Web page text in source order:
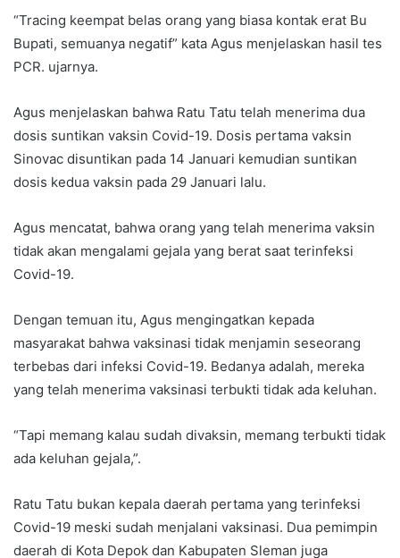
“Tracing keempat belas orang yang biasa kontak erat Bu
Bupati, semuanya negatif” kata Agus menjelaskan hasil tes
PCR. ujarnya.
Agus menjelaskan bahwa Ratu Tatu telah menerima dua
dosis suntikan vaksin Covid-19. Dosis pertama vaksin
Sinovac disuntikan pada 14 Januari kemudian suntikan
dosis kedua vaksin pada 29 Januari lalu.
Agus mencatat, bahwa orang yang telah menerima vaksin
tidak akan mengalami gejala yang berat saat terinfeksi
Covid-19.
Dengan temuan itu, Agus mengingatkan kepada
masyarakat bahwa vaksinasi tidak menjamin seseorang
terbebas dari infeksi Covid-19. Bedanya adalah, mereka
yang telah menerima vaksinasi terbukti tidak ada keluhan.
“Tapi memang kalau sudah divaksin, memang terbukti tidak
ada keluhan gejala,”.
Ratu Tatu bukan kepala daerah pertama yang terinfeksi
Covid-19 meski sudah menjalani vaksinasi. Dua pemimpin
daerah di Kota Depok dan Kabupaten Sleman juga